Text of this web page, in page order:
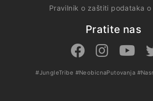
Pravilnik o zaštiti podataka
Pratite nas
#JungleTribe #NeobicnaPutovanja